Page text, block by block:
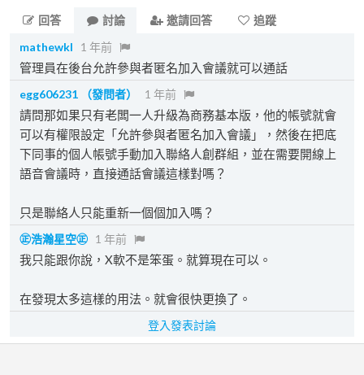
回答
討論 邀請回答
追蹤
mathewkl
1 年前
管理員在後台允許參與者匿名加入會議就可以通話
egg606231 （發問者） 1 年前
請問那如果只有老闆一人升級為商務基本版，他的帳號就會
可以有權限設定「允許參與者匿名加入會議」，然後在把底
下同事的個人帳號手動加入聯絡人創群組，並在需要開線上
語音會議時，直接通話會議這樣對嗎？
只是聯絡人只能重新一個個加入嗎？
㊣浩瀚星空㊣ 1 年前
我只能跟你說，X軟不是笨蛋。就算現在可以。
在發現太多這樣的用法。就會很快更換了。
登入發表討論